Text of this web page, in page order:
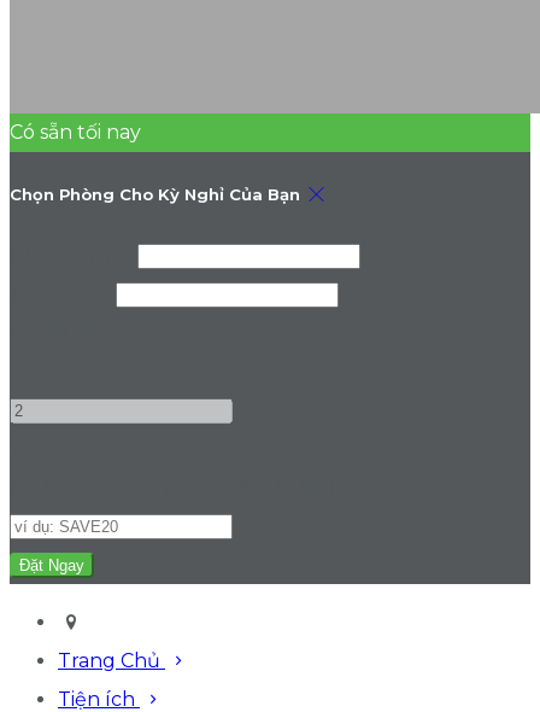
Có sẵn tối nay
Chọn Phòng Cho Kỳ Nghỉ Của Bạn
Trang Chủ
Tiện ích